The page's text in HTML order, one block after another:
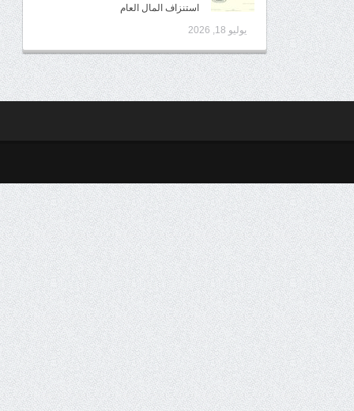
استنزاف المال العام
يوليو 18, 2026